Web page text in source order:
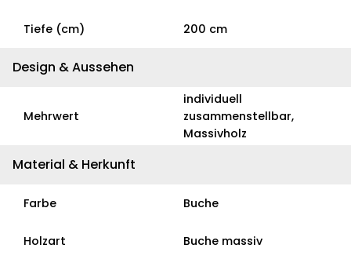
Tiefe (cm) 200 cm
Design & Aussehen
Mehrwert
individuell
zusammenstellbar,
Massivholz
Material & Herkunft
Farbe Buche
Holzart Buche massiv